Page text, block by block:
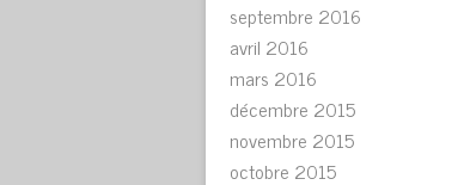
septembre 2016
avril 2016
mars 2016
décembre 2015
novembre 2015
octobre 2015